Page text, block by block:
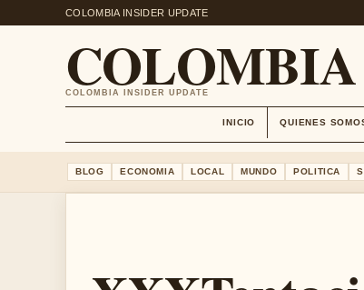
COLOMBIA INSIDER UPDATE
COLOMBIA INSIDER UPDATE
INICIO QUIENES
BLOG ECONOMIA LOCAL MUNDO POLITICA